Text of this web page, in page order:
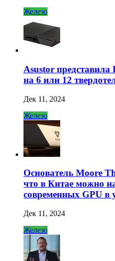
Железо
Asustor
на 6 или 12
Дек 11, 2024
Железо
Основатель Moore
что в Китае можно
современных GPU в
Дек 11, 2024
Железо